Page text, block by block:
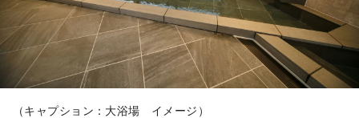
（キャプション：大浴場 イメージ）